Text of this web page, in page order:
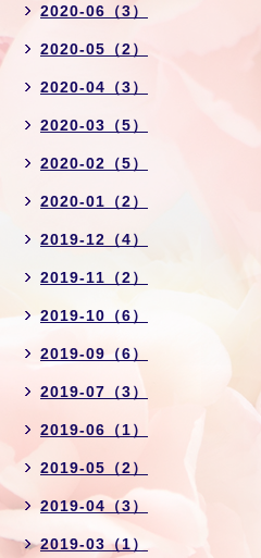
2020-06（3）
2020-05（2）
2020-04（3）
2020-03（5）
2020-02（5）
2020-01（2）
2019-12（4）
2019-11（2）
2019-10（6）
2019-09（6）
2019-07（3）
2019-06（1）
2019-05（2）
2019-04（3）
2019-03（1）